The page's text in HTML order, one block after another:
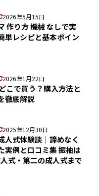
2026年5月15日
作り方 機械 なしで実
単レシピと基本ポイン
2026年1月22日
こで買う？購入方法と
徹底解説
2025年12月30日
人式体験談｜諦めなく
実例と口コミ集 振袖は
式・第二の成人式まで